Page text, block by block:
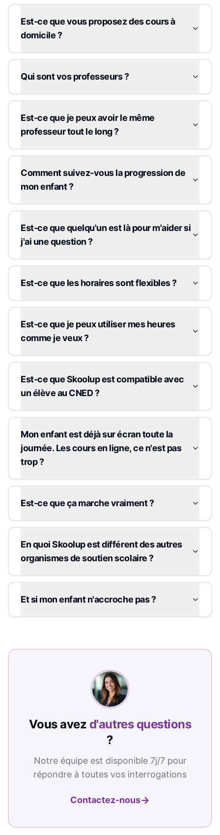
Est-ce que vous proposez des cours à
domicile ?
Qui sont vos professeurs ?
Est-ce que je peux avoir le même
professeur tout le long ?
Comment suivez-vous la progression de
mon enfant ?
Est-ce que quelqu'un est là pour m'aider si
j'ai une question ?
Est-ce que les horaires sont flexibles ?
Est-ce que je peux utiliser mes heures
comme je veux ?
Est-ce que Skoolup est compatible avec
un élève au CNED ?
Mon enfant est déjà sur écran toute la
journée. Les cours en ligne, ce n'est pas
trop ?
Est-ce que ça marche vraiment ?
En quoi Skoolup est différent des autres
organismes de soutien scolaire ?
Et si mon enfant n'accroche pas ?
Vous avez d'autres questions
?
Notre équipe est disponible 7j/7 pour
répondre à toutes vos interrogations
Contactez-nous→